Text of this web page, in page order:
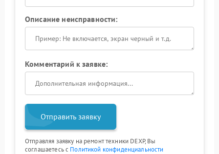
Описание неисправности:
Комментарий к заявке:
Отправить заявку
Отправляя заявку на ремонт техники DEXP, Вы
соглашаетесь с Политикой конфиденциальности